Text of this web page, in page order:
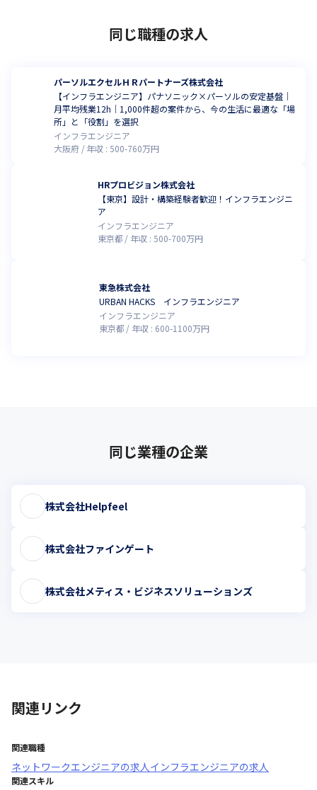
同じ職種の求人
パーソルエクセルＨＲパートナーズ株式会社
【インフラエンジニア】パナソニック×パーソルの安定基盤｜
月平均残業12h｜1,000件超の案件から、今の生活に最適な「場
所」と「役割」を選択
インフラエンジニア
大阪府
年収 :500-760万円
HRプロビジョン株式会社
【東京】設計・構築経験者歓迎！インフラエンジニ
ア
インフラエンジニア
東京都
年収 : 500-700万円
東急株式会社
URBAN HACKS インフラエンジニア
インフラエンジニア
東京都
年収 : 600-1100万円
同じ業種の企業
株式会社Helpfeel
株式会社ファインゲート
株式会社メティス・ビジネスソリューションズ
関連リンク
関連職種
ネットワークエンジニアの求人インフラエンジニアの求人
関連スキル